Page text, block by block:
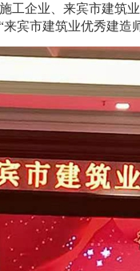
工企业、来宾市建筑
宾市建筑业优秀建造